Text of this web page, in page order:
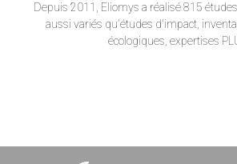
Depuis 2011, Eliomys a réalisé 815
aussi variés qu'études d'impact,
écologiques, expertises PLU